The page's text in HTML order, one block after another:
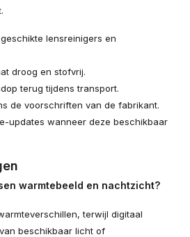
lensreinigers en
droog en stofvrij.
terug tijdens transport.
de voorschriften van de fabrikant.
updates wanneer deze beschikbaar
warmtebeeld en nachtzicht?
terwijl digitaal
beschikbaar licht of